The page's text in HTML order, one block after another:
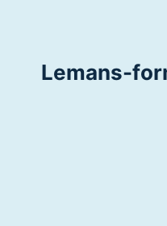
Lemans-